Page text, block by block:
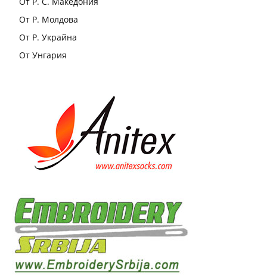
От Р. Молдова
От Р. Украйна
От Унгария